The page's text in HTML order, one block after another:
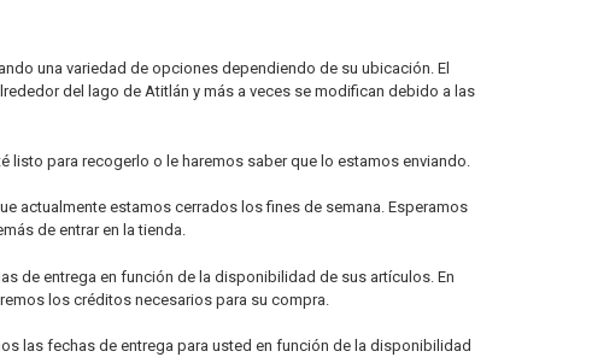
una variedad de opciones dependiendo de su ubicación. El
del lago de Atitlán y más a veces se modifican debido a las
para recogerlo o le haremos saber que lo estamos enviando.
actualmente estamos cerrados los fines de semana. Esperamos
de entrar en la tienda.
de entrega en función de la disponibilidad de sus artículos. En
los créditos necesarios para su compra.
las fechas de entrega para usted en función de la disponibilidad